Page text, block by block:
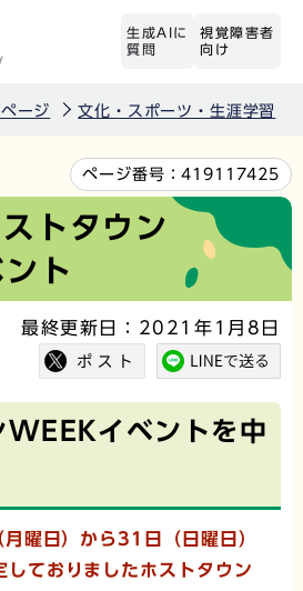
生成AIに
質問
視覚障害者
向け
ージ 文化・スポーツ・生涯学習
ページ番号：419117425
ストタウン
ト
最終更新日：2021年1月8日
WEEKイベントを中
曜日）から31日（日曜日）
しておりましたホストタウン